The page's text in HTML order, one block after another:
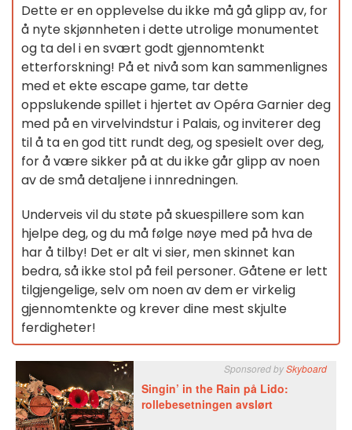
Dette er en opplevelse du ikke må gå glipp av, for
å nyte skjønnheten i dette utrolige monumentet
og ta del i en svært godt gjennomtenkt
etterforskning! På et nivå som kan sammenlignes
med et ekte escape game, tar dette
oppslukende spillet i hjertet av Opéra Garnier deg
med på en virvelvindstur i Palais, og inviterer deg
til å ta en god titt rundt deg, og spesielt over deg,
for å være sikker på at du ikke går glipp av noen
av de små detaljene i innredningen.
Underveis vil du støte på skuespillere som kan
hjelpe deg, og du må følge nøye med på hva de
har å tilby! Det er alt vi sier, men skinnet kan
bedra, så ikke stol på feil personer. Gåtene er lett
tilgjengelige, selv om noen av dem er virkelig
gjennomtenkte og krever dine mest skjulte
ferdigheter!